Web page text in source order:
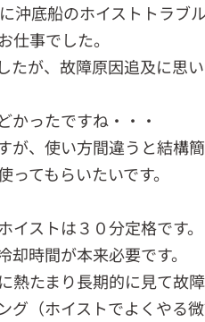
沖底船のホイストトラブ
仕事でした。
たが、故障原因追及に思
かったですね・・・
、使い方間違うと結構簡
てもらいたいです。
ストは３０分定格です。
時間が本来必要です。
熱たまり長期的に見て故
グ（ホイストでよくやる